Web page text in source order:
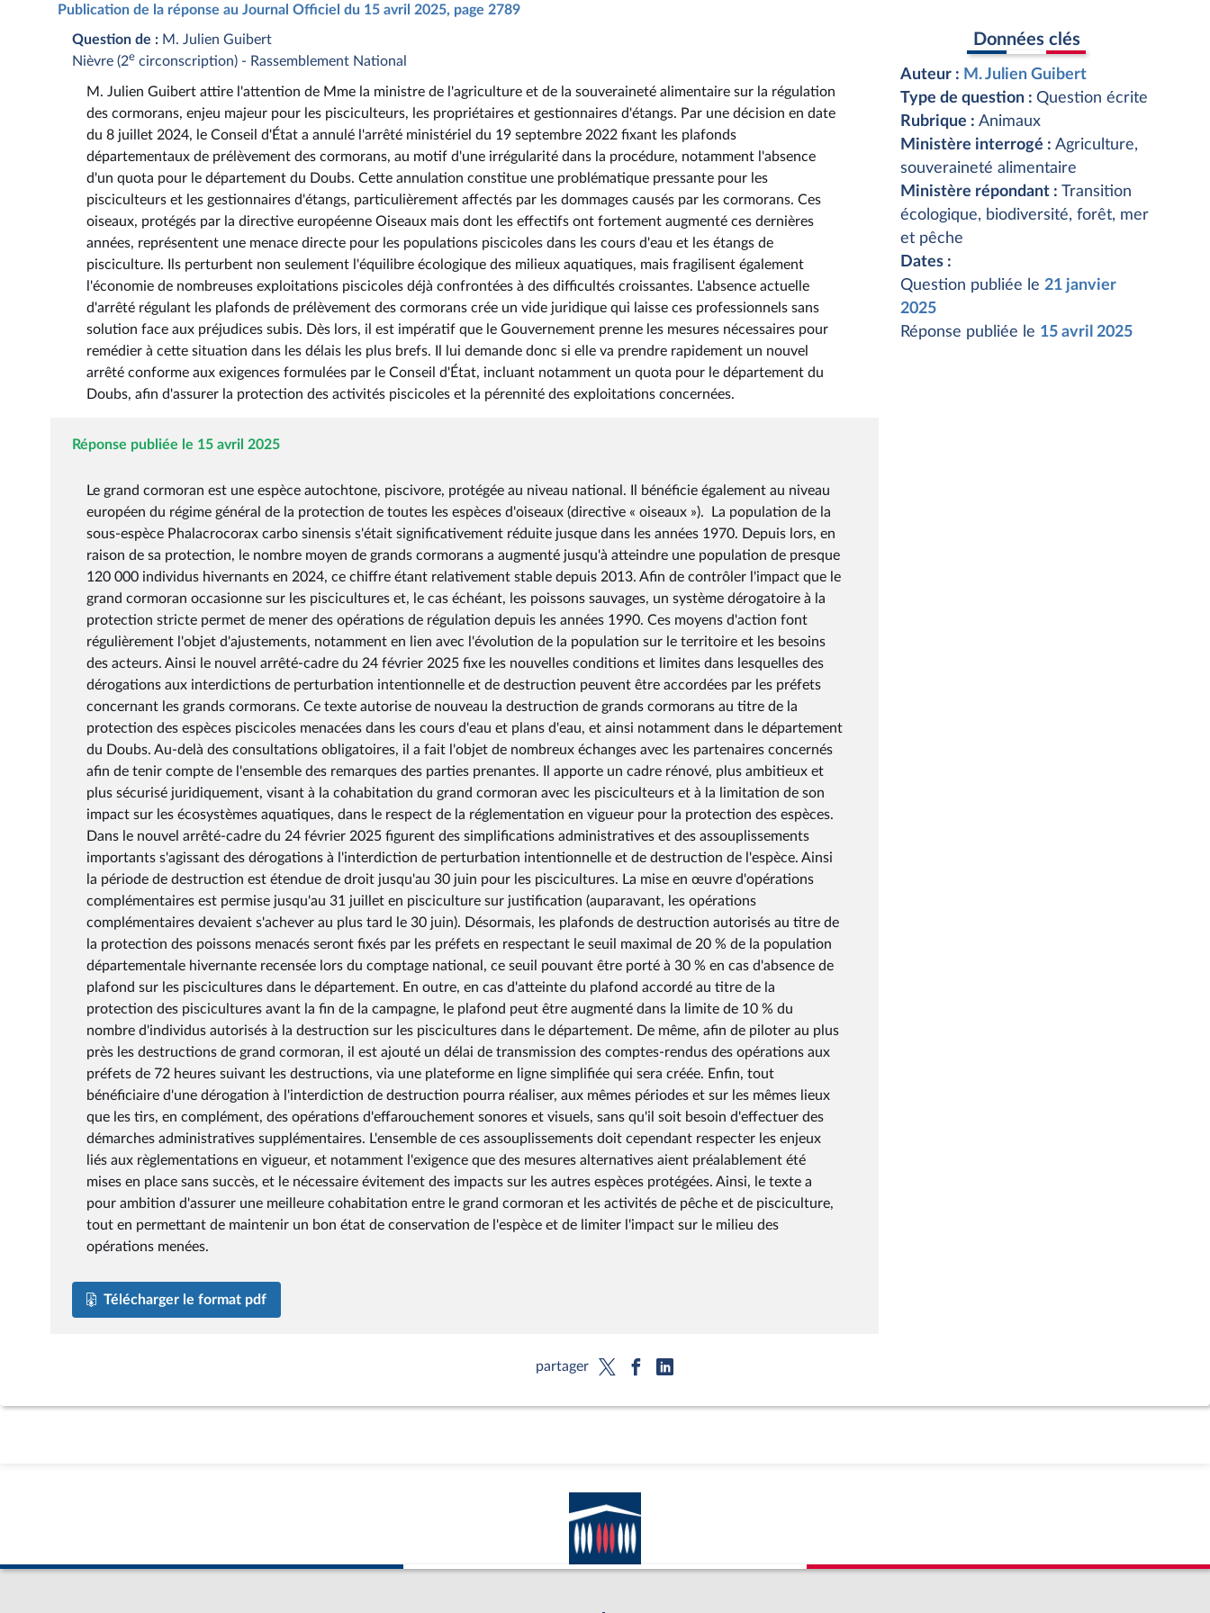
Publication de la réponse au Journal Officiel du 15 avril 2025, page 2789
Question de : M. Julien Guibert
Nièvre (2e circonscription) - Rassemblement National
M. Julien Guibert attire l'attention de Mme la ministre de l'agriculture et de la souveraineté alimentaire sur la régulation
des cormorans, enjeu majeur pour les pisciculteurs, les propriétaires et gestionnaires d'étangs. Par une décision en date
du 8 juillet 2024, le Conseil d'État a annulé l'arrêté ministériel du 19 septembre 2022 fixant les plafonds
départementaux de prélèvement des cormorans, au motif d'une irrégularité dans la procédure, notamment l'absence
d'un quota pour le département du Doubs. Cette annulation constitue une problématique pressante pour les
pisciculteurs et les gestionnaires d'étangs, particulièrement affectés par les dommages causés par les cormorans. Ces
oiseaux, protégés par la directive européenne Oiseaux mais dont les effectifs ont fortement augmenté ces dernières
années, représentent une menace directe pour les populations piscicoles dans les cours d'eau et les étangs de
pisciculture. Ils perturbent non seulement l'équilibre écologique des milieux aquatiques, mais fragilisent également
l'économie de nombreuses exploitations piscicoles déjà confrontées à des difficultés croissantes. L'absence actuelle
d'arrêté régulant les plafonds de prélèvement des cormorans crée un vide juridique qui laisse ces professionnels sans
solution face aux préjudices subis. Dès lors, il est impératif que le Gouvernement prenne les mesures nécessaires pour
remédier à cette situation dans les délais les plus brefs. Il lui demande donc si elle va prendre rapidement un nouvel
arrêté conforme aux exigences formulées par le Conseil d'État, incluant notamment un quota pour le département du
Doubs, afin d'assurer la protection des activités piscicoles et la pérennité des exploitations concernées.
Réponse publiée le 15 avril 2025
Le grand cormoran est une espèce autochtone, piscivore, protégée au niveau national. Il bénéficie également au niveau
européen du régime général de la protection de toutes les espèces d'oiseaux (directive « oiseaux »). La population de la
sous-espèce Phalacrocorax carbo sinensis s'était significativement réduite jusque dans les années 1970. Depuis lors, en
raison de sa protection, le nombre moyen de grands cormorans a augmenté jusqu'à atteindre une population de presque
120 000 individus hivernants en 2024, ce chiffre étant relativement stable depuis 2013. Afin de contrôler l'impact que le
grand cormoran occasionne sur les piscicultures et, le cas échéant, les poissons sauvages, un système dérogatoire à la
protection stricte permet de mener des opérations de régulation depuis les années 1990. Ces moyens d'action font
régulièrement l'objet d'ajustements, notamment en lien avec l'évolution de la population sur le territoire et les besoins
des acteurs. Ainsi le nouvel arrêté-cadre du 24 février 2025 fixe les nouvelles conditions et limites dans lesquelles des
dérogations aux interdictions de perturbation intentionnelle et de destruction peuvent être accordées par les préfets
concernant les grands cormorans. Ce texte autorise de nouveau la destruction de grands cormorans au titre de la
protection des espèces piscicoles menacées dans les cours d'eau et plans d'eau, et ainsi notamment dans le département
du Doubs. Au-delà des consultations obligatoires, il a fait l'objet de nombreux échanges avec les partenaires concernés
afin de tenir compte de l'ensemble des remarques des parties prenantes. Il apporte un cadre rénové, plus ambitieux et
plus sécurisé juridiquement, visant à la cohabitation du grand cormoran avec les pisciculteurs et à la limitation de son
impact sur les écosystèmes aquatiques, dans le respect de la réglementation en vigueur pour la protection des espèces.
Dans le nouvel arrêté-cadre du 24 février 2025 figurent des simplifications administratives et des assouplissements
importants s'agissant des dérogations à l'interdiction de perturbation intentionnelle et de destruction de l'espèce. Ainsi
la période de destruction est étendue de droit jusqu'au 30 juin pour les piscicultures. La mise en œuvre d'opérations
complémentaires est permise jusqu'au 31 juillet en pisciculture sur justification (auparavant, les opérations
complémentaires devaient s'achever au plus tard le 30 juin). Désormais, les plafonds de destruction autorisés au titre de
la protection des poissons menacés seront fixés par les préfets en respectant le seuil maximal de 20 % de la population
départementale hivernante recensée lors du comptage national, ce seuil pouvant être porté à 30 % en cas d'absence de
plafond sur les piscicultures dans le département. En outre, en cas d'atteinte du plafond accordé au titre de la
protection des piscicultures avant la fin de la campagne, le plafond peut être augmenté dans la limite de 10 % du
nombre d'individus autorisés à la destruction sur les piscicultures dans le département. De même, afin de piloter au plus
près les destructions de grand cormoran, il est ajouté un délai de transmission des comptes-rendus des opérations aux
préfets de 72 heures suivant les destructions, via une plateforme en ligne simplifiée qui sera créée. Enfin, tout
bénéficiaire d'une dérogation à l'interdiction de destruction pourra réaliser, aux mêmes périodes et sur les mêmes lieux
que les tirs, en complément, des opérations d'effarouchement sonores et visuels, sans qu'il soit besoin d'effectuer des
démarches administratives supplémentaires. L'ensemble de ces assouplissements doit cependant respecter les enjeux
liés aux règlementations en vigueur, et notamment l'exigence que des mesures alternatives aient préalablement été
mises en place sans succès, et le nécessaire évitement des impacts sur les autres espèces protégées. Ainsi, le texte a
pour ambition d'assurer une meilleure cohabitation entre le grand cormoran et les activités de pêche et de pisciculture,
tout en permettant de maintenir un bon état de conservation de l'espèce et de limiter l'impact sur le milieu des
opérations menées.
Télécharger le format pdf
Données clés
Auteur : M. Julien Guibert
Type de question : Question écrite
Rubrique : Animaux
Ministère interrogé : Agriculture,
souveraineté alimentaire
Ministère répondant : Transition
écologique, biodiversité, forêt, mer
et pêche
Dates :
Question publiée le 21 janvier
2025
Réponse publiée le 15 avril 2025
partager